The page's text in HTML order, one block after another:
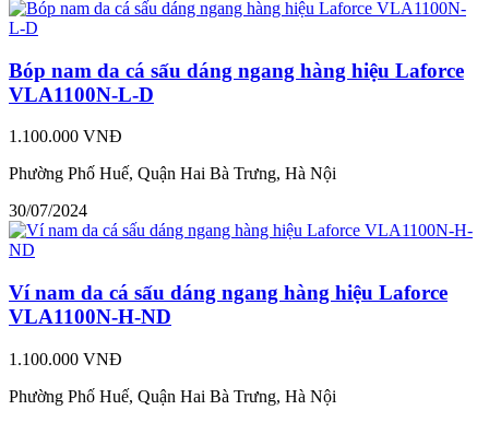
Bóp nam da cá sấu dáng ngang hàng hiệu Laforce
VLA1100N-L-D
1.100.000 VNĐ
Phường Phố Huế, Quận Hai Bà Trưng, Hà Nội
30/07/2024
Ví nam da cá sấu dáng ngang hàng hiệu Laforce
VLA1100N-H-ND
1.100.000 VNĐ
Phường Phố Huế, Quận Hai Bà Trưng, Hà Nội